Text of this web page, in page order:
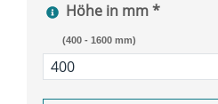
Höhe in mm *
(400 - 1600 mm)